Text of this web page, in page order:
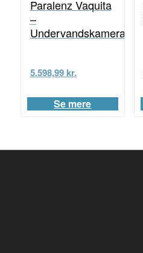
Paralenz Vaquita
–
Undervandskamera
5.598,99 kr.
Se mere